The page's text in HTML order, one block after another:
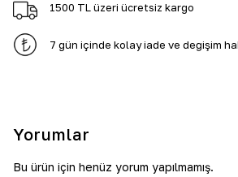
1500 TL üzeri ücretsiz kargo
7 gün içinde kolay iade ve değişim
Yorumlar
Bu ürün için henüz yorum yapılmamış.